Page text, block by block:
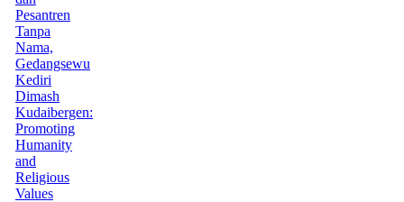
Pesantren
Tanpa
Nama,
Gedangsewu
Kediri
Dimash
Kudaibergen:
Promoting
Humanity
and
Religious
Values